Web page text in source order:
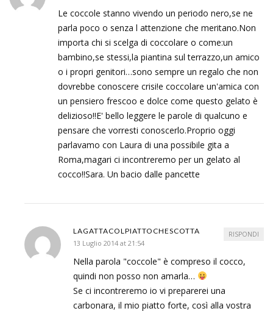
Le coccole stanno vivendo un periodo nero,se ne
parla poco o senza l attenzione che meritano.Non
importa chi si scelga di coccolare o come:un
bambino,se stessi,la piantina sul terrazzo,un amico
o i propri genitori…sono sempre un regalo che non
dovrebbe conoscere crisi!e coccolare un'amica con
un pensiero frescoo e dolce come questo gelato è
delizioso!!E' bello leggere le parole di qualcuno e
pensare che vorresti conoscerlo.Proprio oggi
parlavamo con Laura di una possibile gita a
Roma,magari ci incontreremo per un gelato al
cocco!!Sara. Un bacio dalle pancette
LAGATTACOLPIATTOCHESCOTTA
13 Luglio 2014 at 21:54
Nella parola "coccole" è compreso il cocco,
quindi non posso non amarla…
Se ci incontreremo io vi preparerei una
carbonara, il mio piatto forte, così alla vostra
RISPONDI